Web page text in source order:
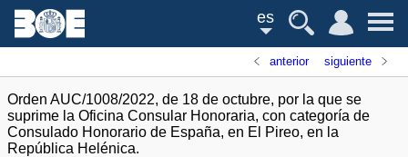
es
anterior siguiente
Orden AUC/1008/2022, de 18 de octubre, por la que se
suprime la Oficina Consular Honoraria, con categoría de
Consulado Honorario de España, en El Pireo, en la
República Helénica.